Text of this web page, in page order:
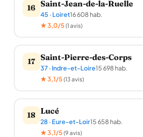
16 Saint-Jean-de-la-Ruelle
45 · Loiret16 608 hab.
★ 3,0/5 (1 avis)
17 Saint-Pierre-des-Corps
37 · Indre-et-Loire15 698 hab.
★ 3,1/5 (13 avis)
18 Lucé
28 · Eure-et-Loir15 658 hab.
★ 3,1/5 (9 avis)